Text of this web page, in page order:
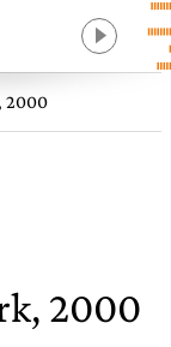
2000
2000